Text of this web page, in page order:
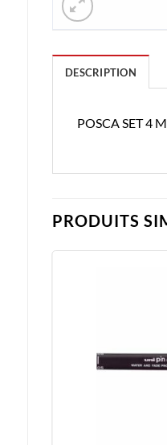
DESCRIPTION
POSCA SET 4
PRODUITS